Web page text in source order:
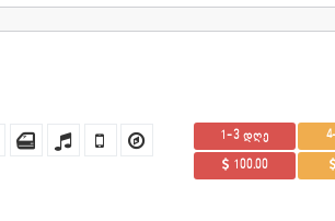
1-3 დღე
100.00